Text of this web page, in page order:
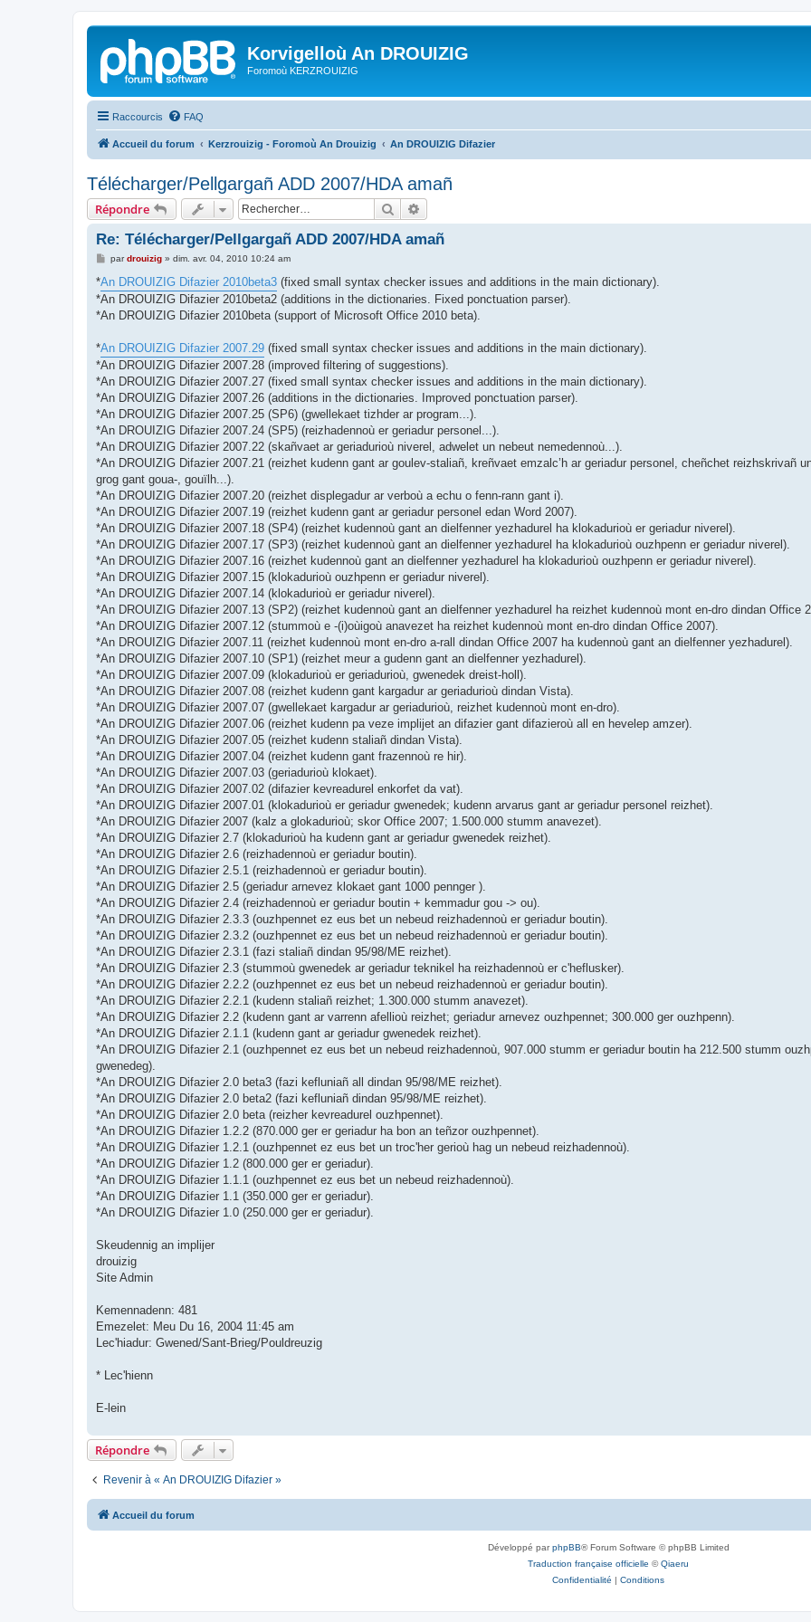
Korvigelloù An DROUIZIG
Foromoù KERZROUIZIG
Raccourcis FAQ
Accueil du forum Kerzrouizig - Foromoù An Drouizig An DROUIZIG Difazier
Télécharger/Pellgargañ ADD 2007/HDA amañ
Répondre Rechercher
Re: Télécharger/Pellgargañ ADD 2007/HDA amañ
M
s
s
a
g
e
pardrouizig» dim. avr. 04, 2010 10:24 am
*An DROUIZIG Difazier 2010beta3 (fixed small syntax checker issues and additions in the main dictionary).
*An DROUIZIG Difazier 2010beta2 (additions in the dictionaries. Fixed ponctuation parser).
*An DROUIZIG Difazier 2010beta (support of Microsoft Office 2010 beta).
*An DROUIZIG Difazier 2007.29 (fixed small syntax checker issues and additions in the main dictionary).
*An DROUIZIG Difazier 2007.28 (improved filtering of suggestions).
*An DROUIZIG Difazier 2007.27 (fixed small syntax checker issues and additions in the main dictionary).
*An DROUIZIG Difazier 2007.26 (additions in the dictionaries. Improved ponctuation parser).
*An DROUIZIG Difazier 2007.25 (SP6) (gwellekaet tizhder ar program...).
*An DROUIZIG Difazier 2007.24 (SP5) (reizhadennoù er geriadur personel...).
*An DROUIZIG Difazier 2007.22 (skañvaet ar geriadurioù niverel, adwelet un nebeut nemedennoù...).
*An DROUIZIG Difazier 2007.21 (reizhet kudenn gant ar goulev-staliañ, kreñvaet emzalc’h ar geriadur personel, cheñchet reizhskrivañ
grog gant goua-, gouïlh...).
*An DROUIZIG Difazier 2007.20 (reizhet displegadur ar verboù a echu o fenn-rann gant i).
*An DROUIZIG Difazier 2007.19 (reizhet kudenn gant ar geriadur personel edan Word 2007).
*An DROUIZIG Difazier 2007.18 (SP4) (reizhet kudennoù gant an dielfenner yezhadurel ha klokadurioù er geriadur niverel).
*An DROUIZIG Difazier 2007.17 (SP3) (reizhet kudennoù gant an dielfenner yezhadurel ha klokadurioù ouzhpenn er geriadur niverel).
*An DROUIZIG Difazier 2007.16 (reizhet kudennoù gant an dielfenner yezhadurel ha klokadurioù ouzhpenn er geriadur niverel).
*An DROUIZIG Difazier 2007.15 (klokadurioù ouzhpenn er geriadur niverel).
*An DROUIZIG Difazier 2007.14 (klokadurioù er geriadur niverel).
*An DROUIZIG Difazier 2007.13 (SP2) (reizhet kudennoù gant an dielfenner yezhadurel ha reizhet kudennoù mont en-dro dindan Office
*An DROUIZIG Difazier 2007.12 (stummoù e -(i)oùigoù anavezet ha reizhet kudennoù mont en-dro dindan Office 2007).
*An DROUIZIG Difazier 2007.11 (reizhet kudennoù mont en-dro a-rall dindan Office 2007 ha kudennoù gant an dielfenner yezhadurel).
*An DROUIZIG Difazier 2007.10 (SP1) (reizhet meur a gudenn gant an dielfenner yezhadurel).
*An DROUIZIG Difazier 2007.09 (klokadurioù er geriadurioù, gwenedek dreist-holl).
*An DROUIZIG Difazier 2007.08 (reizhet kudenn gant kargadur ar geriadurioù dindan Vista).
*An DROUIZIG Difazier 2007.07 (gwellekaet kargadur ar geriadurioù, reizhet kudennoù mont en-dro).
*An DROUIZIG Difazier 2007.06 (reizhet kudenn pa veze implijet an difazier gant difazieroù all en hevelep amzer).
*An DROUIZIG Difazier 2007.05 (reizhet kudenn staliañ dindan Vista).
*An DROUIZIG Difazier 2007.04 (reizhet kudenn gant frazennoù re hir).
*An DROUIZIG Difazier 2007.03 (geriadurioù klokaet).
*An DROUIZIG Difazier 2007.02 (difazier kevreadurel enkorfet da vat).
*An DROUIZIG Difazier 2007.01 (klokadurioù er geriadur gwenedek; kudenn arvarus gant ar geriadur personel reizhet).
*An DROUIZIG Difazier 2007 (kalz a glokadurioù; skor Office 2007; 1.500.000 stumm anavezet).
*An DROUIZIG Difazier 2.7 (klokadurioù ha kudenn gant ar geriadur gwenedek reizhet).
*An DROUIZIG Difazier 2.6 (reizhadennoù er geriadur boutin).
*An DROUIZIG Difazier 2.5.1 (reizhadennoù er geriadur boutin).
*An DROUIZIG Difazier 2.5 (geriadur arnevez klokaet gant 1000 pennger ).
*An DROUIZIG Difazier 2.4 (reizhadennoù er geriadur boutin + kemmadur gou -> ou).
*An DROUIZIG Difazier 2.3.3 (ouzhpennet ez eus bet un nebeud reizhadennoù er geriadur boutin).
*An DROUIZIG Difazier 2.3.2 (ouzhpennet ez eus bet un nebeud reizhadennoù er geriadur boutin).
*An DROUIZIG Difazier 2.3.1 (fazi staliañ dindan 95/98/ME reizhet).
*An DROUIZIG Difazier 2.3 (stummoù gwenedek ar geriadur teknikel ha reizhadennoù er c'heflusker).
*An DROUIZIG Difazier 2.2.2 (ouzhpennet ez eus bet un nebeud reizhadennoù er geriadur boutin).
*An DROUIZIG Difazier 2.2.1 (kudenn staliañ reizhet; 1.300.000 stumm anavezet).
*An DROUIZIG Difazier 2.2 (kudenn gant ar varrenn afellioù reizhet; geriadur arnevez ouzhpennet; 300.000 ger ouzhpenn).
*An DROUIZIG Difazier 2.1.1 (kudenn gant ar geriadur gwenedek reizhet).
*An DROUIZIG Difazier 2.1 (ouzhpennet ez eus bet un nebeud reizhadennoù, 907.000 stumm er geriadur boutin ha 212.500 stumm
gwenedeg).
*An DROUIZIG Difazier 2.0 beta3 (fazi kefluniañ all dindan 95/98/ME reizhet).
*An DROUIZIG Difazier 2.0 beta2 (fazi kefluniañ dindan 95/98/ME reizhet).
*An DROUIZIG Difazier 2.0 beta (reizher kevreadurel ouzhpennet).
*An DROUIZIG Difazier 1.2.2 (870.000 ger er geriadur ha bon an teñzor ouzhpennet).
*An DROUIZIG Difazier 1.2.1 (ouzhpennet ez eus bet un troc'her gerioù hag un nebeud reizhadennoù).
*An DROUIZIG Difazier 1.2 (800.000 ger er geriadur).
*An DROUIZIG Difazier 1.1.1 (ouzhpennet ez eus bet un nebeud reizhadennoù).
*An DROUIZIG Difazier 1.1 (350.000 ger er geriadur).
*An DROUIZIG Difazier 1.0 (250.000 ger er geriadur).
Skeudennig an implijer
drouizig
Site Admin
Kemennadenn: 481
Emezelet: Meu Du 16, 2004 11:45 am
Lec'hiadur: Gwened/Sant-Brieg/Pouldreuzig
* Lec'hienn
E-lein
Répondre
Revenir à « An DROUIZIG Difazier »
Accueil du forum
Développé parphpBB® Forum Software © phpBB Limited
Traduction française officielle ©Qiaeru
Confidentialité | Conditions